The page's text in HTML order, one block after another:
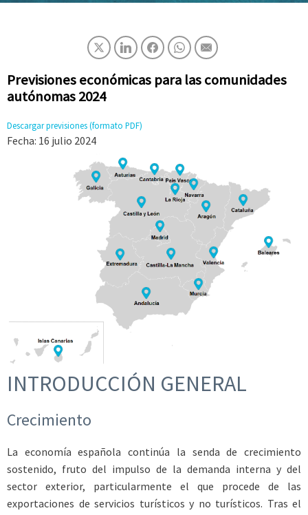
Previsiones económicas para las comunidades
autónomas 2024
Descargar previsiones (formato PDF)
Fecha: 16 julio 2024
INTRODUCCIÓN GENERAL
Crecimiento
La economía española continúa la senda de crecimiento
sostenido, fruto del impulso de la demanda interna y del
sector exterior, particularmente el que procede de las
exportaciones de servicios turísticos y no turísticos. Tras el